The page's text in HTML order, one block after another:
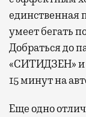
единственная
умеет бегать
Добраться до
«СИТИДЗЕН» и
15 минут на
Еще одно